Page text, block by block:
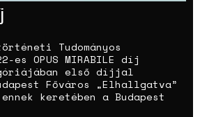
nőgyógyász lobbi hatása a
magyarországi
születésszabályozási
rendszerre
Bálsój szerelem a málenkij
Tudományos
es OPUS MIRABILE díj
első díjjal
Főváros „Elhallgatva”
keretében a Budapest